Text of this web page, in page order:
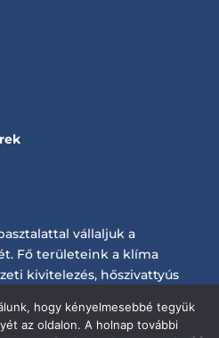
vállaljuk a
Fő területeink a klíma
kivitelezés, hőszivattyús
hogy kényelmesebbé tegyük
az oldalon. A holnap további